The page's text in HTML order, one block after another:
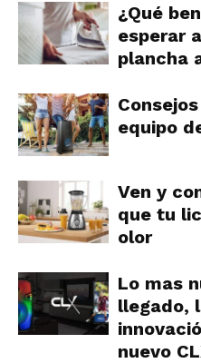
¿Qué
esperar
plancha
equipo
Ven y
que tu
olor
Lo mas
llegado,
nuevo